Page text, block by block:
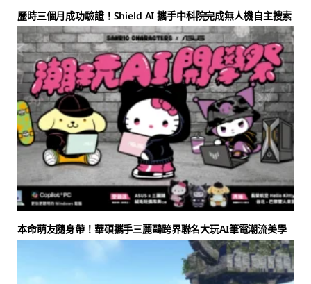
歷時三個月成功驗證！Shield AI 攜手中科院完成無人機自主搜索
本命萌友隨身帶！華碩攜手三麗鷗跨界聯名大玩AI筆電潮流美學